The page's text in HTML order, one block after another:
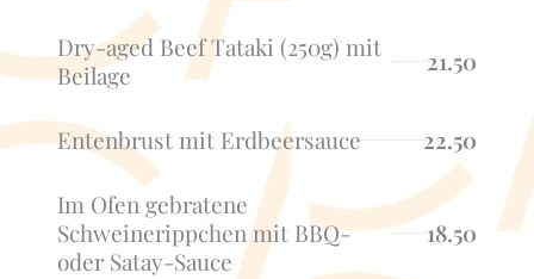
Dry-aged Beef Tataki (250g) mit
Beilage
21.50
Entenbrust mit Erdbeersauce 22.50
Im Ofen gebratene
Schweinerippchen mit BBQ-
oder Satay-Sauce
18.50